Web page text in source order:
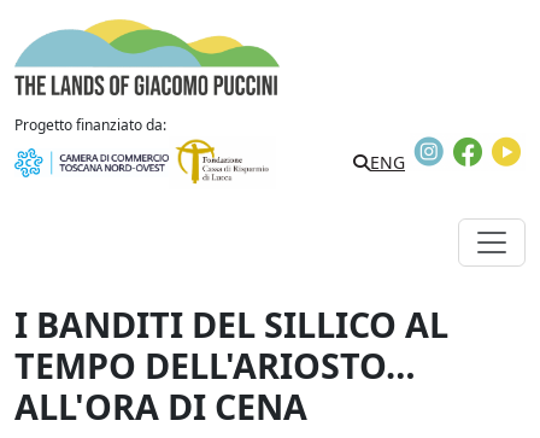
Vai al contenuto
Progetto finanziato da:
Search
ENG
Instagram
I BANDITI DEL SILLICO AL
TEMPO DELL'ARIOSTO…
ALL'ORA DI CENA